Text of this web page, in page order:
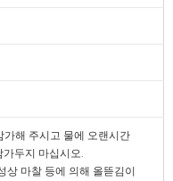
가해 주시고 물에 오랜시간
두지 마십시오.
상 마찰 등에 의해 올뜯김이